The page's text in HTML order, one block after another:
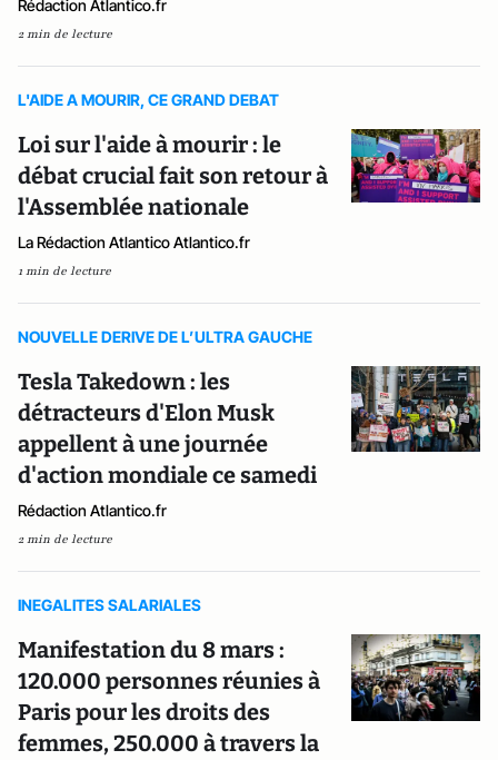
Rédaction Atlantico.fr
2 min de lecture
L'AIDE A MOURIR, CE GRAND DEBAT
Loi sur l'aide à mourir : le
débat crucial fait son retour à
l'Assemblée nationale
La Rédaction Atlantico Atlantico.fr
1 min de lecture
NOUVELLE DERIVE DE L’ULTRA GAUCHE
Tesla Takedown : les
détracteurs d'Elon Musk
appellent à une journée
d'action mondiale ce samedi
Rédaction Atlantico.fr
2 min de lecture
INEGALITES SALARIALES
Manifestation du 8 mars :
120.000 personnes réunies à
Paris pour les droits des
femmes, 250.000 à travers la